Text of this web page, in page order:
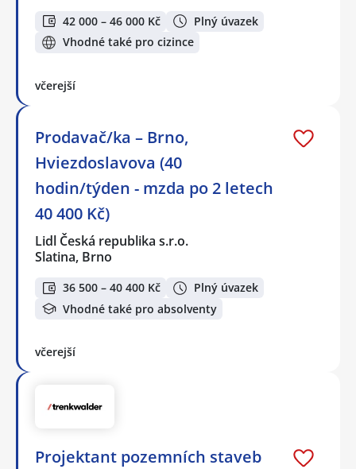
42 000 – 46 000 Kč
Plný úvazek
Vhodné také pro cizince
včerejší
Prodavač/ka – Brno,
Hviezdoslavova (40
hodin/týden - mzda po 2 letech
40 400 Kč)
Lidl Česká republika s.r.o.
Slatina, Brno
36 500 – 40 400 Kč
Plný úvazek
Vhodné také pro absolventy
včerejší
Projektant pozemních staveb